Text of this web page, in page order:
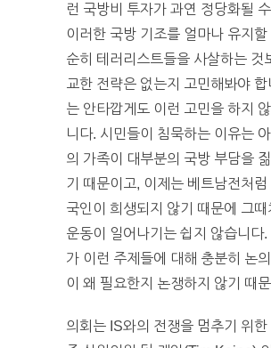
런 국방비 투자가 과연 정당화될
이러한 국방 기조를 얼마나 유지
순히 테러리스트들을 사살하는 것
교한 전략은 없는지 고민해봐야 합
는 안타깝게도 이런 고민을 하지
니다. 시민들이 침묵하는 이유는
의 가족이 대부분의 국방 부담을
기 때문이고, 이제는 베트남전처럼
국인이 희생되지 않기 때문에 그때
운동이 일어나기는 쉽지 않습니다.
가 이런 주제들에 대해 충분히 논
이 왜 필요한지 논쟁하지 않기 때
의회는 IS와의 전쟁을 멈추기 위